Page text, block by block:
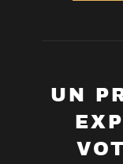
UN